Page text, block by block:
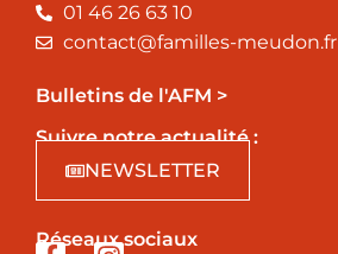
01 46 26 63 10
contact@familles-meudon.fr
Bulletins de l'AFM >
Suivre notre actualité :
NEWSLETTER
Réseaux sociaux